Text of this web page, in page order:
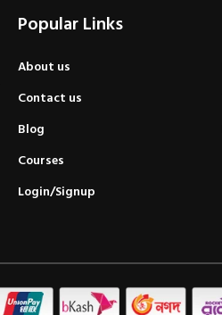
Popular Links
About us
Contact us
Blog
Courses
Login/Signup